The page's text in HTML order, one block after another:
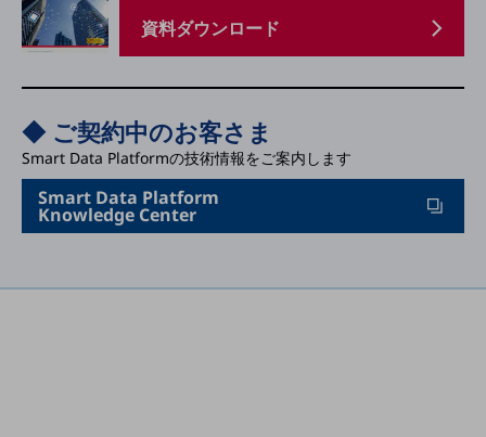
衛星携帯電話
料金
ドコモBiz データ無制限 ドコモ MAX ドコモ mini ドコモBiz かけ放題
ケータイプラン
5Gデータプラス
資料ダウンロード
◆ ご契約中のお客さま
Smart Data Platformの技術情報をご案内します
Smart Data Platform
Knowledge Center